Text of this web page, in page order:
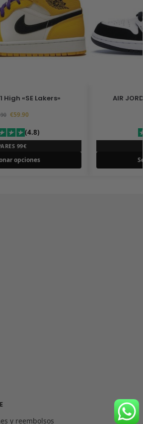
High «SE Lakers»
€59.90
(4.8)
99€
opciones
AIR
y reembolsos